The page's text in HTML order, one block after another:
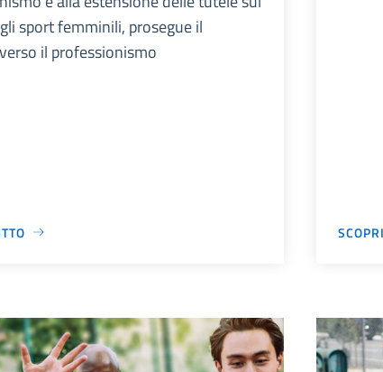
sport femminili, prosegue il
il professionismo